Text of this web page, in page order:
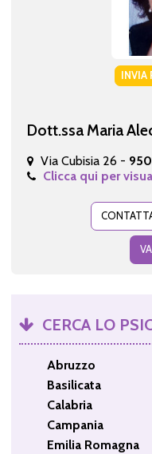
INVIA
Dott.ssa Maria
Via Cubisia 26 -
Clicca qui per
CERCA LO
Abruzzo
Basilicata
Calabria
Campania
Emilia Romagna